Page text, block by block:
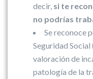
decir, si te
no podrías
Se reconoce
Seguridad
valoración de
patología de la